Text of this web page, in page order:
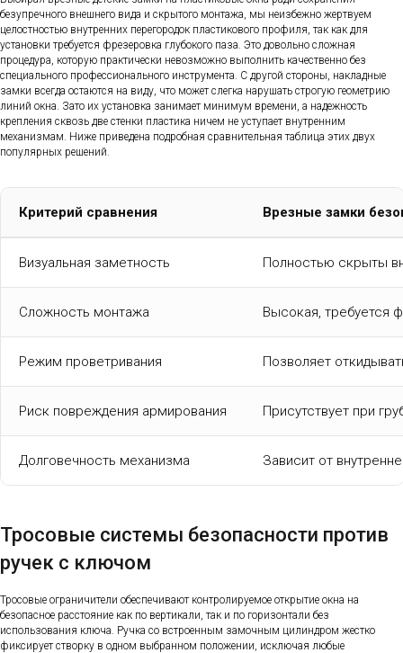
безупречного внешнего вида и скрытого монтажа, мы неизбежно жертвуем
целостностью внутренних перегородок пластикового профиля, так как для
установки требуется фрезеровка глубокого паза. Это довольно сложная
процедура, которую практически невозможно выполнить качественно без
специального профессионального инструмента. С другой стороны, накладные
замки всегда остаются на виду, что может слегка нарушать строгую геометрию
линий окна. Зато их установка занимает минимум времени, а надежность
крепления сквозь две стенки пластика ничем не уступает внутренним
механизмам. Ниже приведена подробная сравнительная таблица этих двух
популярных решений.
Критерий сравнения Врезные замки
Визуальная заметность Полностью скрыты
Сложность монтажа Высокая, требуется
Режим проветривания Позволяет
Риск повреждения армирования Присутствует при
Долговечность механизма Зависит от
Тросовые системы безопасности против
ручек с ключом
Тросовые ограничители обеспечивают контролируемое открытие окна на
безопасное расстояние как по вертикали, так и по горизонтали без
использования ключа. Ручка со встроенным замочным цилиндром жестко
фиксирует створку в одном выбранном положении, исключая любые